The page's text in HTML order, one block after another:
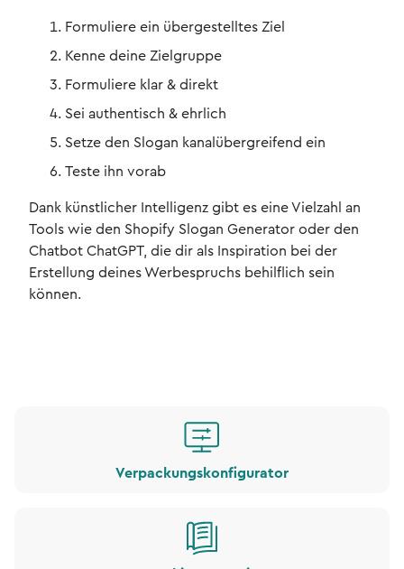
Formuliere ein übergestelltes Ziel
Kenne deine Zielgruppe
Formuliere klar & direkt
Sei authentisch & ehrlich
Setze den Slogan kanalübergreifend ein
Teste ihn vorab
Dank künstlicher Intelligenz gibt es eine Vielzahl an
Tools wie den Shopify Slogan Generator oder den
Chatbot ChatGPT, die dir als Inspiration bei der
Erstellung deines Werbespruchs behilflich sein
können.
Verpackungskonfigurator